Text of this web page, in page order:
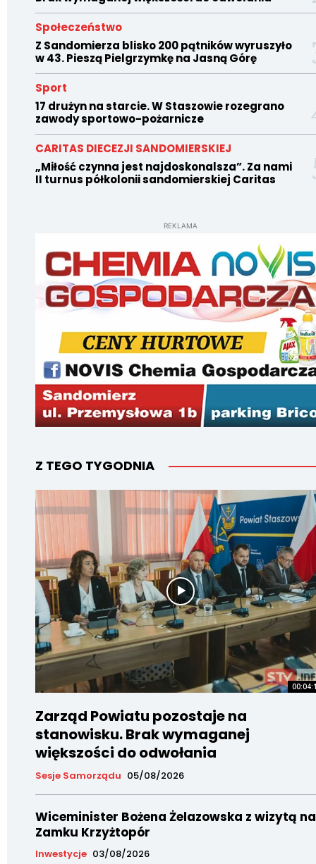
Społeczeństwo
Z Sandomierza blisko 200 pątników wyruszyło
w 43. Pieszą Pielgrzymkę na Jasną Górę
Sport
17 drużyn na starcie. W Staszowie rozegrano
zawody sportowo-pożarnicze
CARITAS DIECEZJI SANDOMIERSKIEJ
„Miłość czynna jest najdoskonalsza”. Za nami
II turnus półkolonii sandomierskiej Caritas
REKLAMA
Z TEGO TYGODNIA
Zarząd Powiatu pozostaje na
stanowisku. Brak wymaganej
większości do odwołania
Sesje Samorządu 05/08/2026
Wiceminister Bożena Żelazowska z wizytą na
Zamku Krzyżtopór
Inwestycje 03/08/2026